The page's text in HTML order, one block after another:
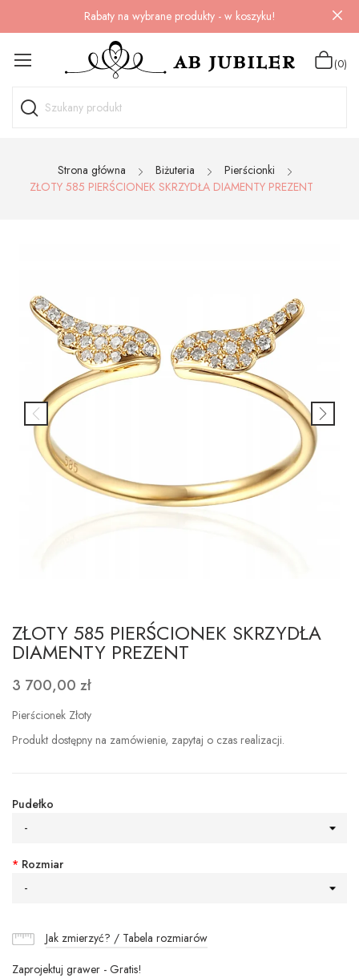
Rabaty na wybrane produkty - w koszyku!
(0)
Strona główna Biżuteria
Pierścionki
ZŁOTY 585 PIERŚCIONEK SKRZYDŁA DIAMENTY PREZENT
ZŁOTY 585 PIERŚCIONEK SKRZYDŁA
DIAMENTY PREZENT
3 700,00 zł
Pierścionek Złoty
Produkt dostępny na zamówienie, zapytaj o czas realizacji.
Pudełko
-
* Rozmiar
-
Jak zmierzyć? / Tabela rozmiarów
Zaprojektuj grawer - Gratis!